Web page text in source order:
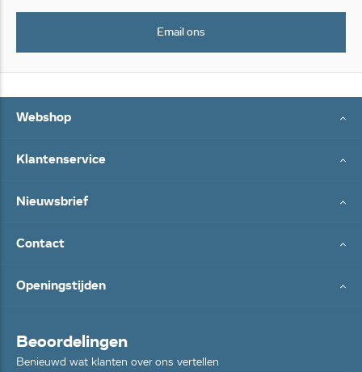
Email ons
Webshop
Klantenservice
Nieuwsbrief
Contact
Openingstijden
Beoordelingen
Benieuwd wat klanten over ons vertellen